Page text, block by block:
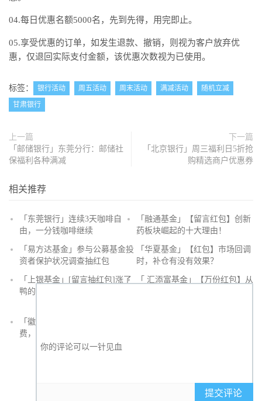
04.每日优惠名额5000名，先到先得，用完即止。
05.享受优惠的订单，如发生退款、撤销，则视为客户放弃优
惠，仅退回实际支付金额，该优惠次数视为已使用。
标签： 银行活动 周五活动 周末活动 满减活动
随机立减
甘肃银行
上一篇
「邮储银行」东莞分行：邮储社
保福利各种满减
下一篇
「北京银行」周三福利日5折抢
购精选商户优惠券
相关推荐
「东莞银行」连续3天咖啡自
由，一分钱咖啡继续
「融通基金」【留言红包】创新
药板块崛起的十大理由！
「易方达基金」参与公募基金投
资者保护状况调查抽红包
「华夏基金」【红包】市场回调
时，补仓有没有效果？
「上银基金」[留言抽红包]​涨了
鸭的投资旅途
「 汇添富基金」【万份红包】从
「徽商银行」手机银行充值话
费，至高立减30元
提交评论